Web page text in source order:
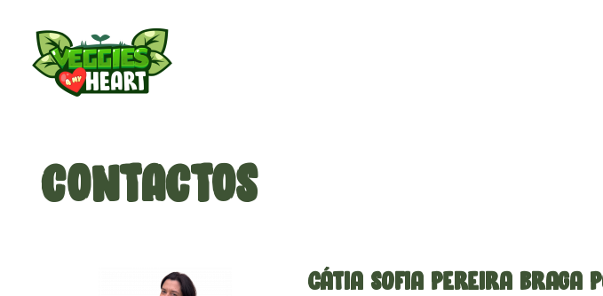
CONTACTOS
Cátia Sofia Pereira Braga